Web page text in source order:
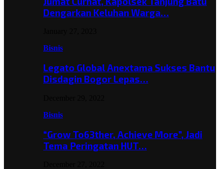
Dengarkan Keluhan Warga…
Bisnis
Legato Global Anextama Sukses Bantu
Disdagin Bogor Lepas…
Bisnis
“Grow To63ther, Achieve More”, Jadi
Tema Peringatan HUT…